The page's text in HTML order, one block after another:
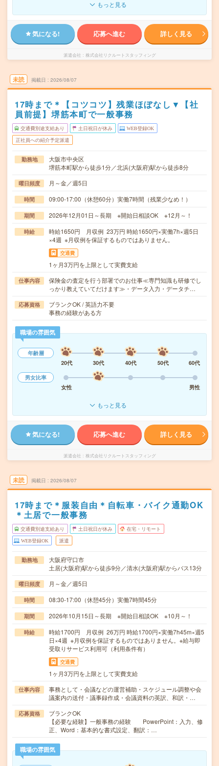
もっと見る
気になる! 応募へ進む 詳しく見る
派遣会社 株式会社リクルートスタッフィング
未読 掲載日 2026/08/07
17時まで＊【コツコツ】残業ほぼなし▼【社
員前提】堺筋本町で一般事務
交通費別途支給あり 土日祝日が休み WEB登録OK
正社員への紹介予定派遣
勤務地
大阪市中央区
堺筋本町駅から徒歩1分／北浜(大阪府)駅から徒歩8分
曜日頻度 月～金／週5日
時間 09:00-17:00（休憩60分）実働7時間（残業少なめ！）
期間 2026年12月01日～長期 ※開始日相談OK ※12月～！
時給
時給1650円 月収例 23万円 時給1650円×実働7h×週5日
×4週 ※月収例を保証するものではありません。
交通費
1ヶ月3万円を上限として実費支給
仕事内容
保険金の査定を行う部署でのお仕事≪専門知識も研修でし
っかり教えていてだけます≫・データ入力・データチ…
応募資格
ブランクOK / 英語力不要
事務の経験がある方
職場の雰囲気
年齢層
20代
30代 40代 50代
60代
男女比率
女性
男性
もっと見る
気になる! 応募へ進む 詳しく見る
派遣会社 株式会社リクルートスタッフィング
未読 掲載日 2026/08/07
17時まで＊服装自由＊自転車・バイク通勤OK
＊土居で一般事務
交通費別途支給あり 土日祝日が休み 在宅・リモート
WEB登録OK 派遣
勤務地
大阪府守口市
土居(大阪府)駅から徒歩9分／清水(大阪府)駅からバス13分
曜日頻度 月～金／週5日
時間 08:30-17:00（休憩45分）実働7時間45分
期間 2026年10月15日～長期 ※開始日相談OK ※10月～！
時給
時給1700円 月収例 26万円 時給1700円×実働7h45m×週5
日×4週 ※月収例を保証するものではありません。※給与即
受取りサービス利用可（利用条件有）
交通費
1ヶ月3万円を上限として実費支給
仕事内容
事務として・会議などの運営補助・スケジュール調整や会
議案内の送付・議事録作成・会議資料の英訳、和訳・…
応募資格
ブランクOK
【必要な経験】一般事務の経験 PowerPoint：入力、修
正、Word：基本的な書式設定、翻訳：…
職場の雰囲気